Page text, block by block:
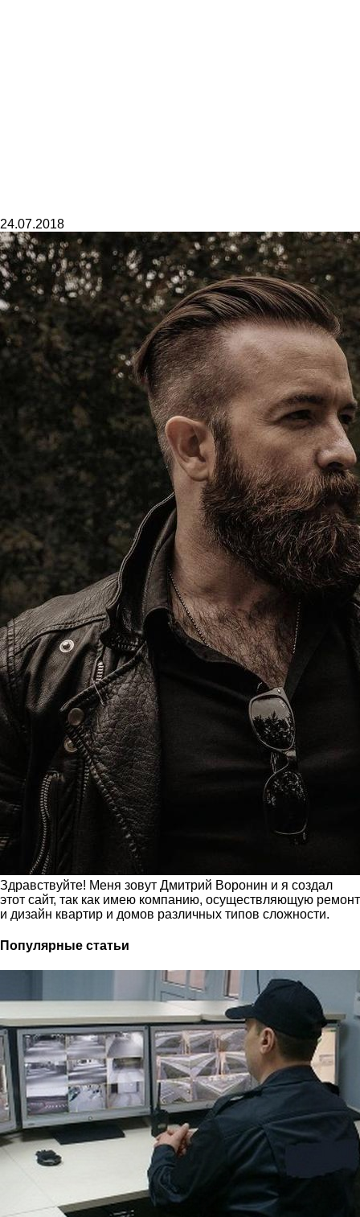
24.07.2018
Здравствуйте! Меня зовут Дмитрий Воронин и я создал
этот сайт, так как имею компанию, осуществляющую ремонт
и дизайн квартир и домов различных типов сложности.
Популярные статьи